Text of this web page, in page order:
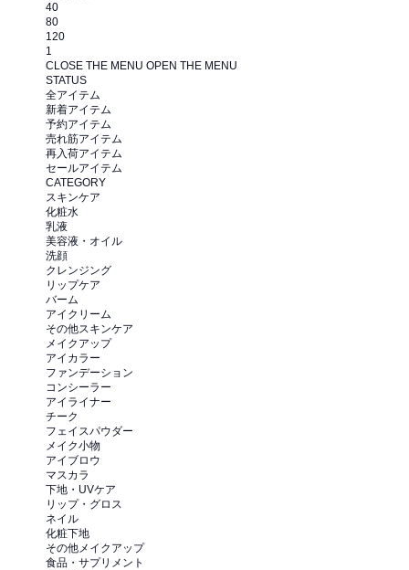
40
80
120
1
CLOSE THE MENU OPEN THE MENU
STATUS
全アイテム
新着アイテム
予約アイテム
売れ筋アイテム
再入荷アイテム
セールアイテム
CATEGORY
スキンケア
化粧水
乳液
美容液・オイル
洗顔
クレンジング
リップケア
バーム
アイクリーム
その他スキンケア
メイクアップ
アイカラー
ファンデーション
コンシーラー
アイライナー
チーク
フェイスパウダー
メイク小物
アイブロウ
マスカラ
下地・UVケア
リップ・グロス
ネイル
化粧下地
その他メイクアップ
食品・サプリメント